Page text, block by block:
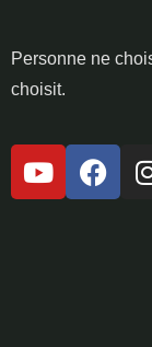
Personne ne
choisit.